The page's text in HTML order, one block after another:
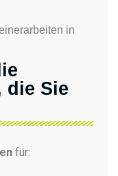
in
die Sie
für: